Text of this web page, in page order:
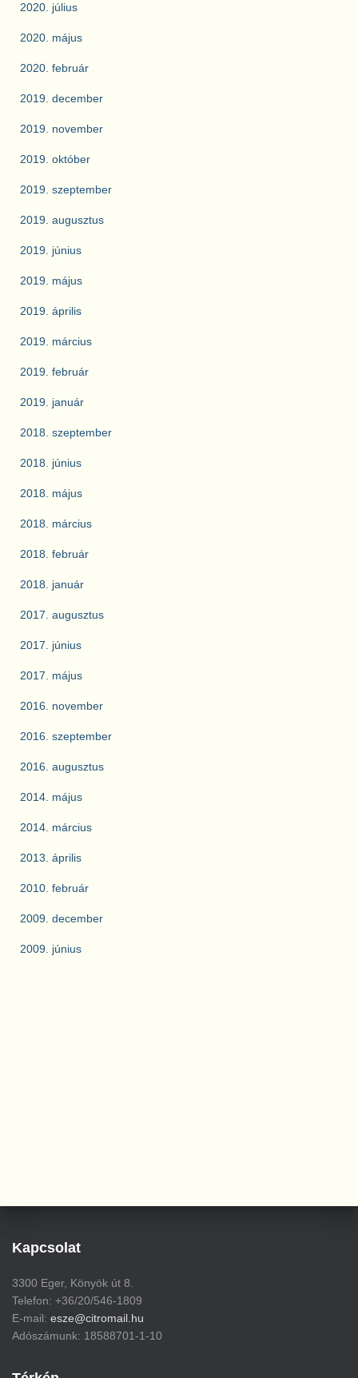
2020. július
2020. május
2020. február
2019. december
2019. november
2019. október
2019. szeptember
2019. augusztus
2019. június
2019. május
2019. április
2019. március
2019. február
2019. január
2018. szeptember
2018. június
2018. május
2018. március
2018. február
2018. január
2017. augusztus
2017. június
2017. május
2016. november
2016. szeptember
2016. augusztus
2014. május
2014. március
2013. április
2010. február
2009. december
2009. június
Kapcsolat
3300 Eger, Könyök út 8.
Telefon: +36/20/546-1809
E-mail: esze@citromail.hu
Adószámunk: 18588701-1-10